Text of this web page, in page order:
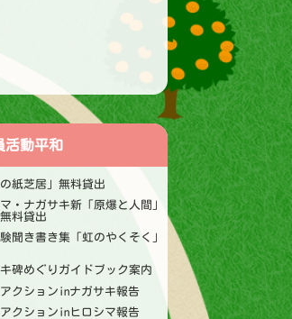
活動平和
の紙芝居」無料貸出
・ナガサキ新「原爆と人間」
料貸出
聞き書き集「虹のやくそく」
碑めぐりガイドブック案内
アクションinナガサキ報告
アクションinヒロシマ報告